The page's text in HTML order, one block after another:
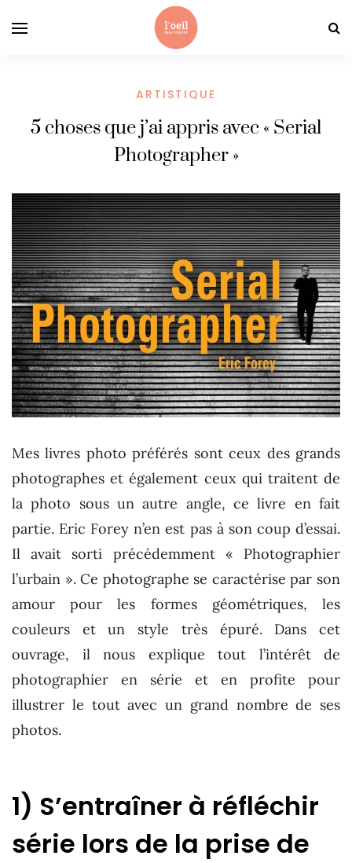
ARTISTIQUE
5 choses que j’ai appris avec « Serial
Photographer »
Mes livres photo préférés sont ceux des grands
photographes et également ceux qui traitent de
la photo sous un autre angle, ce livre en fait
partie. Eric Forey n’en est pas à son coup d’essai.
Il avait sorti précédemment « Photographier
l’urbain ». Ce photographe se caractérise par son
amour pour les formes géométriques, les
couleurs et un style très épuré. Dans cet
ouvrage, il nous explique tout l’intérêt de
photographier en série et en profite pour
illustrer le tout avec un grand nombre de ses
photos.
1) S’entraîner à réfléchir
série lors de la prise de